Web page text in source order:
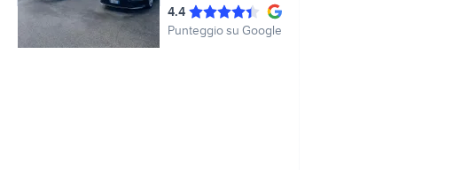
4.4
Punteggio su Google